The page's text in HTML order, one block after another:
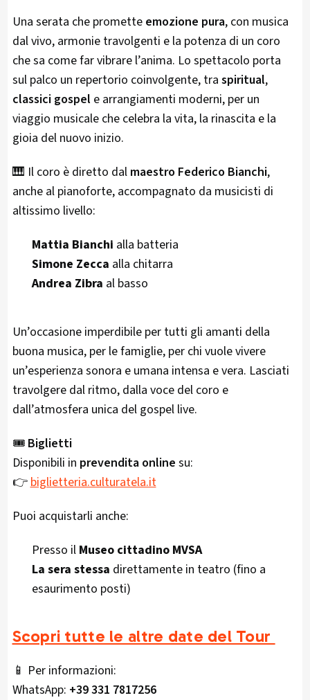
Una serata che promette emozione pura, con musica
dal vivo, armonie travolgenti e la potenza di un coro
che sa come far vibrare l’anima. Lo spettacolo porta
sul palco un repertorio coinvolgente, tra spiritual,
classici gospel e arrangiamenti moderni, per un
viaggio musicale che celebra la vita, la rinascita e la
gioia del nuovo inizio.
🎹 Il coro è diretto dal maestro Federico Bianchi,
anche al pianoforte, accompagnato da musicisti di
altissimo livello:
Mattia Bianchi alla batteria
Simone Zecca alla chitarra
Andrea Zibra al basso
Un’occasione imperdibile per tutti gli amanti della
buona musica, per le famiglie, per chi vuole vivere
un’esperienza sonora e umana intensa e vera. Lasciati
travolgere dal ritmo, dalla voce del coro e
dall’atmosfera unica del gospel live.
🎟 Biglietti
Disponibili in prevendita online su:
👉biglietteria.culturatela.it
Puoi acquistarli anche:
Presso il Museo cittadino MVSA
La sera stessa direttamente in teatro (fino a
esaurimento posti)
Scopri tutte le altre date del Tour
📱 Per informazioni:
WhatsApp: +39 331 7817256